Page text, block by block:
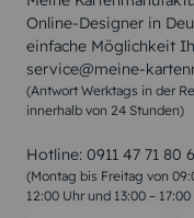
Online-Designer in
einfache Möglichkeit
service@meine-
(Antwort Werktags in der
innerhalb von 24 Stunden)
Hotline: 0911 47 71 80
(Montag bis Freitag von
12:00 Uhr und 13:00 –